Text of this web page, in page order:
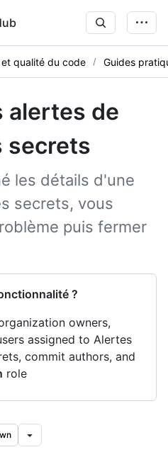
qualité du code Guides
alertes de
secrets
les détails d'une
secrets, vous
puis fermer
?
owners,
assigned to Alertes
commit authors, and
role